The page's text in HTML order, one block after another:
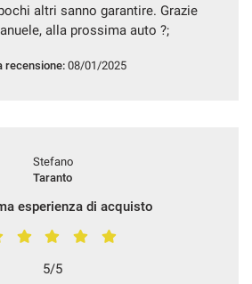
altri sanno garantire. Grazie
alla prossima auto ?;
recensione:08/01/2025
Stefano
Taranto
esperienza di acquisto
5/5